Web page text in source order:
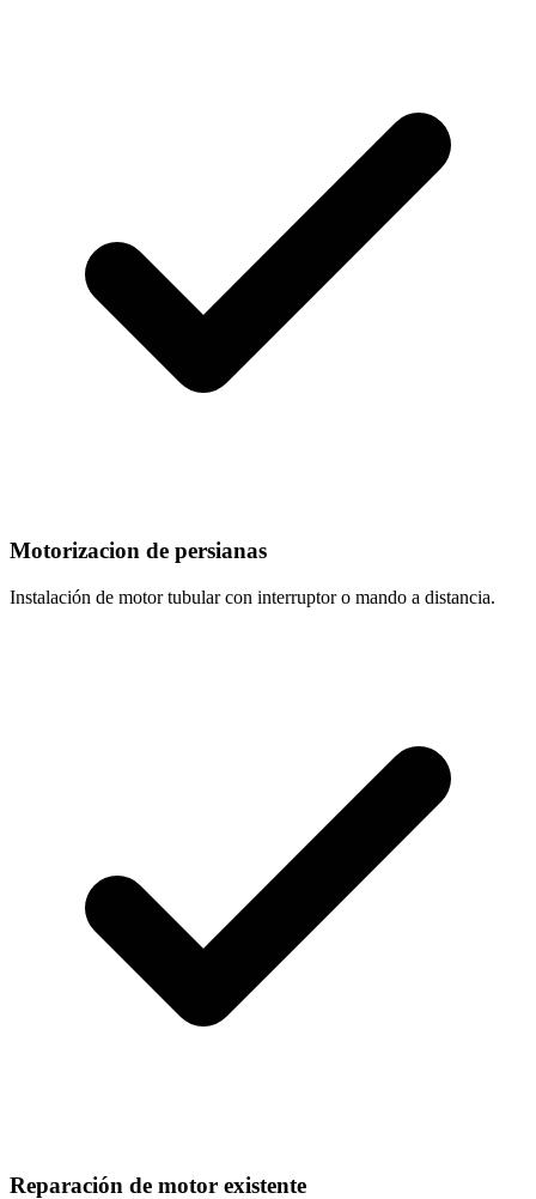
Motorizacion de persianas
Instalación de motor tubular con interruptor o mando a distancia.
Reparación de motor existente